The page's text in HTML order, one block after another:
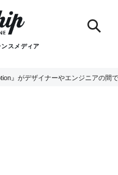
スメディア
』がデザイナーやエンジニアの間